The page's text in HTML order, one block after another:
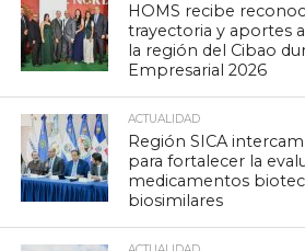
HOMS recibe
trayectoria y aportes
la región del Cibao
Empresarial 2026
ACTUALIDAD
Región SICA
para fortalecer la
medicamentos
biosimilares